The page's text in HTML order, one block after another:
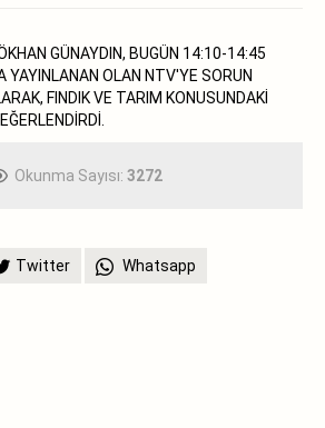
GÜNAYDIN, BUGÜN 14:10-14:45
YAYINLANAN OLAN NTV'YE SORUN
FINDIK VE TARIM KONUSUNDAKİ
Okunma Sayısı: 3272
Twitter Whatsapp